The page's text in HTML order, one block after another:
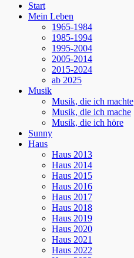
Start
Mein Leben
1965-1984
1985-1994
1995-2004
2005-2014
2015-2024
ab 2025
Musik
Musik, die ich machte
Musik, die ich mache
Musik, die ich höre
Sunny
Haus
Haus 2013
Haus 2014
Haus 2015
Haus 2016
Haus 2017
Haus 2018
Haus 2019
Haus 2020
Haus 2021
Haus 2022